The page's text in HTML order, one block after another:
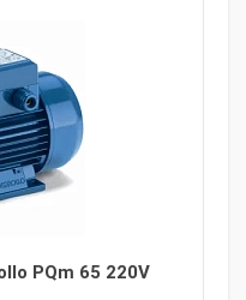
PQm 65 220V